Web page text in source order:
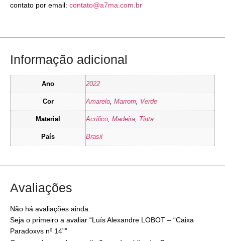
contato por email: contato@a7ma.com.br
Informação adicional
Ano 2022
Cor Amarelo Marrom Verde
Material Acrílico Madeira Tinta
País Brasil
Avaliações
Não há avaliações ainda.
Seja o primeiro a avaliar “Luís Alexandre LOBOT – “Caixa
Paradoxvs nº 14””